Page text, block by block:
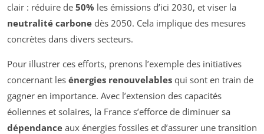
clair : réduire de 50% les émissions d’ici 2030, et viser la
neutralité carbone dès 2050. Cela implique des mesures
concrètes dans divers secteurs.
Pour illustrer ces efforts, prenons l’exemple des initiatives
concernant les énergies renouvelables qui sont en train de
gagner en importance. Avec l’extension des capacités
éoliennes et solaires, la France s’efforce de diminuer sa
dépendance aux énergies fossiles et d’assurer une transition